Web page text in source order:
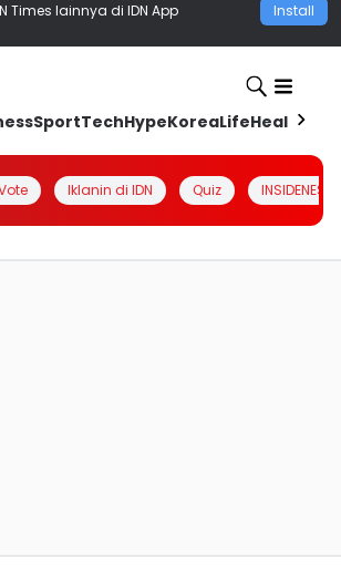
Times lainnya di IDN App Install
SportTechHypeKoreaLifeHealth
Iklanin di IDN Quiz INSIDENESIA